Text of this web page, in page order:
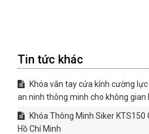
Tin tức khác
Khóa vân tay cửa kính cường
an ninh thông minh cho không gian
Khóa Thông Minh Siker
Hồ Chí Minh